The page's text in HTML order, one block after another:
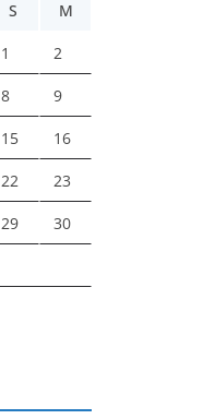
S M
1 2
8 9
15 16
22 23
29 30